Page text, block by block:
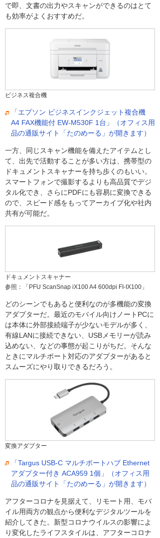
で即、文書の出力やスキャンができるのはとて
も効率がよくおすすめだ。
ビジネス複合機
「エプソン ビジネスインクジェット複合機
A4 FAX機能付 EW-M530F 1台」（オフィス用
品の通販サイト「たのめーる」が開きます）
一方、同じスキャン機能を備えたアイテムとし
て、出先で活動することが多い方は、携帯型の
ドキュメントスキャナーを持ち歩くのもいい。
スマートフォンで撮影するよりも高品質でデジ
タル化でき、さらにPDFにも容易に変換できる
ので、スピード感をもってアーカイブ化や社内
共有が可能だ。
ドキュメントスキャナー
参照：「PFU ScanSnap iX100 A4 600dpi FI-IX100」
どのシーンでもあると便利なのが多機能の変換
アダプターだ。最近のモバイル向けノートPCに
は本体に外部接続端子が少ないモデルが多く、
有線LANに接続できない、USBメモリーが読み
込めない、などの事態が起こりがちだ。そんな
ときにマルチポート対応のアダプターがあると
スムーズにやり取りできるだろう。
変換アダプター
「Targus USB-C マルチポートハブ Ethernet
アダプター付き ACA959 1個」（オフィス用
品の通販サイト「たのめーる」が開きます）
アフターコロナを見据えて、リモート用、モバ
イル用両方の観点から便利なデジタルツールを
紹介してきた。新型コロナウイルスの影響によ
り変化したライフスタイルは、アフターコロナ